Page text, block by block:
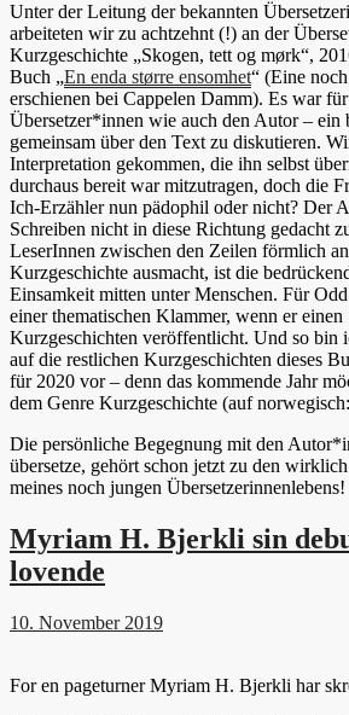
Unter der Leitung der bekannten
arbeiteten wir zu achtzehnt (!) an der
Kurzgeschichte „Skogen, tett og mørk“,
Buch „En enda større ensomhet“ (Eine
erschienen bei Cappelen Damm). Es war
Übersetzer*innen wie auch den Autor – ein
gemeinsam über den Text zu diskutieren.
Interpretation gekommen, die ihn selbst
durchaus bereit war mitzutragen, doch die
Ich-Erzähler nun pädophil oder nicht? Der
Schreiben nicht in diese Richtung gedacht
LeserInnen zwischen den Zeilen förmlich
Kurzgeschichte ausmacht, ist die
Einsamkeit mitten unter Menschen. Für
einer thematischen Klammer, wenn er
Kurzgeschichten veröffentlicht. Und so bin
auf die restlichen Kurzgeschichten dieses
für 2020 vor – denn das kommende Jahr
dem Genre Kurzgeschichte (auf
Die persönliche Begegnung mit den
übersetze, gehört schon jetzt zu den
meines noch jungen Übersetzerinnenlebens!
Myriam H. Bjerkli sin
lovende
10. November 2019
For en pageturner Myriam H. Bjerkli har